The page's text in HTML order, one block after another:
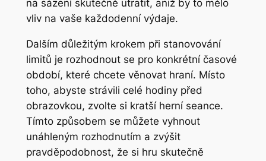
na sázení skutečně utratit, aniž by to mělo
vliv na vaše každodenní výdaje.
Dalším důležitým krokem při stanovování
limitů je rozhodnout se pro konkrétní časové
období, které chcete věnovat hraní. Místo
toho, abyste strávili celé hodiny před
obrazovkou, zvolte si kratší herní seance.
Tímto způsobem se můžete vyhnout
unáhleným rozhodnutím a zvýšit
pravděpodobnost, že si hru skutečně